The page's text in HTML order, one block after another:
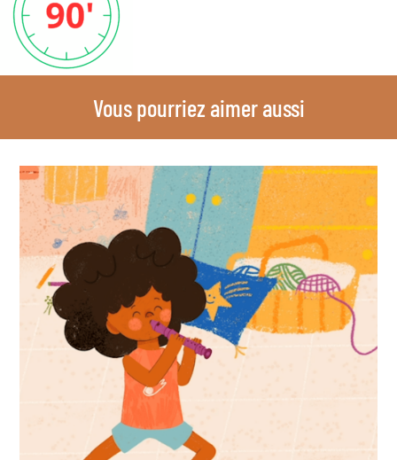
Vous pourriez aimer aussi